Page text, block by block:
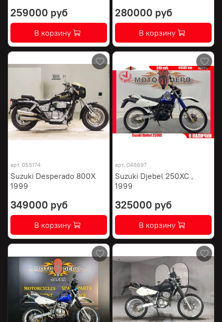
259000 руб
В корзину
280000 руб
В корзину
арт. 055174
Suzuki Desperado 800X
1999
349000 руб
В корзину
арт. 048697
Suzuki Djebel 250XC ,
1999
325000 руб
В корзину